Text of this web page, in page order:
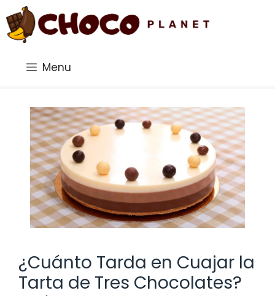
Saltar
al
contenido
Menu
¿Cuánto Tarda en Cuajar la
Tarta de Tres Chocolates?